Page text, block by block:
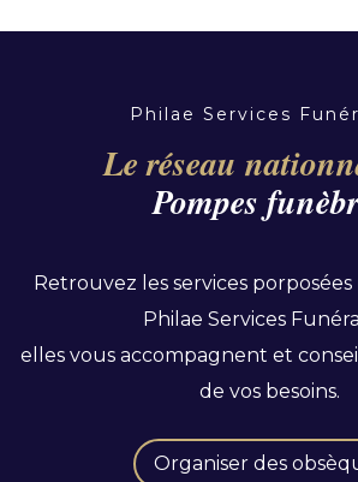
Philae Services
Le réseau
Pompes
Retrouvez les services porposées
Philae Services
elles vous accompagnent et
de vos besoins.
Organiser des